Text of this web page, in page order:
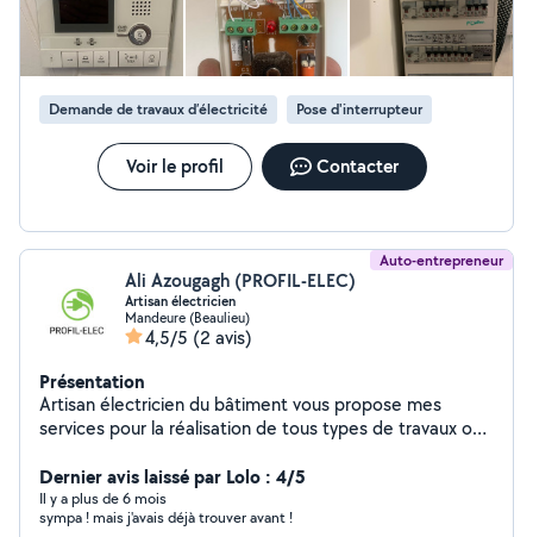
Demande de travaux d’électricité Pose d'interrupteur
Voir le profil Contacter
Auto-entrepreneur
Ali Azougagh (PROFIL-ELEC)
Artisan électricien
Mandeure (Beaulieu)
4,5/5 (2 avis)
Présentation
Artisan électricien du bâtiment vous propose mes
services pour la réalisation de tous types de travaux ou
partielle Dépannage, diagnostic Mise aux normes NFC
15-100. Passage consuel pour l'obtention du certificat
de conformité.
Dernier avis laissé par Lolo : 4/5
Il y a plus de 6 mois
sympa ! mais j'avais déjà trouver avant !